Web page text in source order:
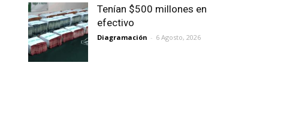
Tenían $500 millones en
efectivo
Diagramación - 6 Agosto, 2026